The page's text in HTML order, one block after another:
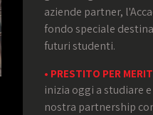
aziende partner,
fondo speciale
futuri studenti.
• PRESTITO PER
inizia oggi a studiare
nostra partnership